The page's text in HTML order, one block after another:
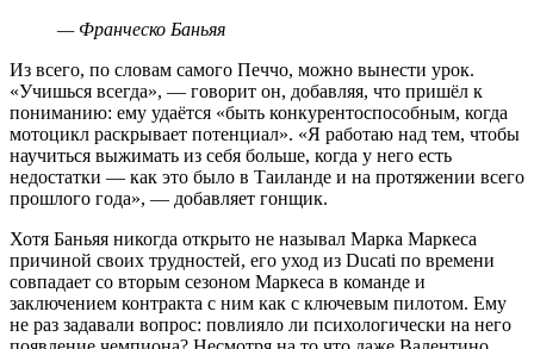
— Франческо Баньяя
Из всего, по словам самого Печчо, можно вынести урок.
«Учишься всегда», — говорит он, добавляя, что пришёл к
пониманию: ему удаётся «быть конкурентоспособным, когда
мотоцикл раскрывает потенциал». «Я работаю над тем, чтобы
научиться выжимать из себя больше, когда у него есть
недостатки — как это было в Таиланде и на протяжении всего
прошлого года», — добавляет гонщик.
Хотя Баньяя никогда открыто не называл Марка Маркеса
причиной своих трудностей, его уход из Ducati по времени
совпадает со вторым сезоном Маркеса в команде и
заключением контракта с ним как с ключевым пилотом. Ему
не раз задавали вопрос: повлияло ли психологически на него